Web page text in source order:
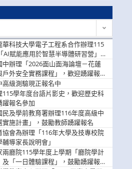
科技大學電子工程系合作辦理115
AI賦能應用於智慧半導體研習營」，
辦理「2026面山面海論壇－花蓮
外安全實務課程」，歡迎踴躍報名
高級測驗現正報名中
學年度台語片影史，歡迎歷史科
躍報名參加
及學前教育署辦理116年度高級中
施計畫」，鼓勵教師踴躍報名
會為辦理「116年大學及技專校院
導家長說明會」
廳院115學年度上學期「廳院學計
「一日體驗課程」，鼓勵踴躍報名